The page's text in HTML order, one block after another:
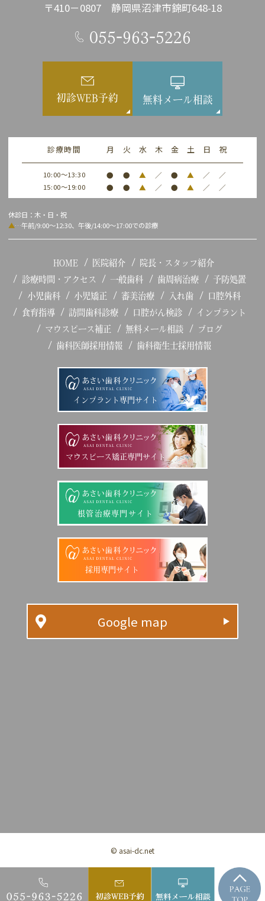
〒410－0807 静岡県沼津市錦町648-18
055-963-5226
初診WEB予約 無料メール相談
診療時間 月 火 水 木 金 土 日 祝
10:00～13:30 ● ● ▲ ／ ● ▲ ／ ／
15:00～19:00 ● ● ▲ ／ ● ▲ ／ ／
休診日：木・日・祝
▲…午前/9:00～12:30、午後/14:00～17:00での診療
HOME 医院紹介
院長・スタッフ紹介
診療時間・アクセス
一般歯科 歯周病治療
予防処置
小児歯科
小児矯正 審美治療 入れ歯
口腔外科
食育指導
訪問歯科診療 口腔がん検診
インプラント
マウスピース補正
無料メール相談
ブログ
歯科医師採用情報
歯科衛生士採用情報
インプラント専門サイト
マウスピース矯正専門サイト
根管治療専門サイト
採用専門サイト
Google map
© asai-dc.net